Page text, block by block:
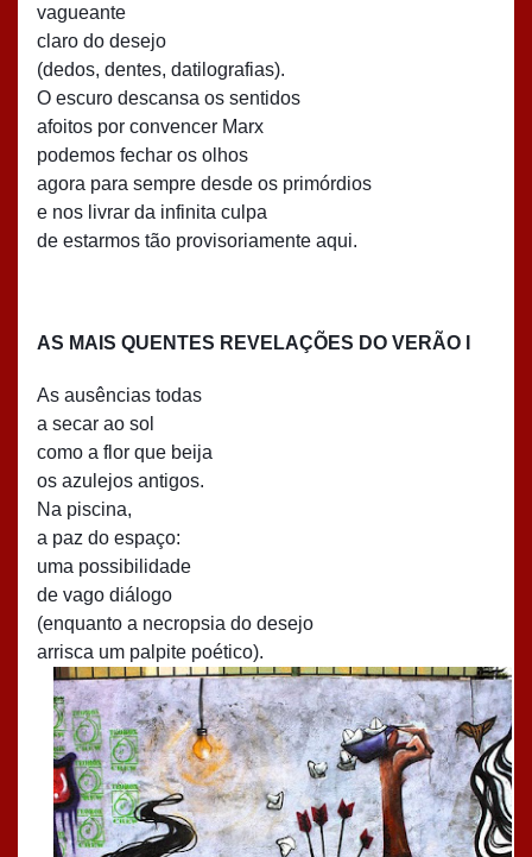
vagueante
claro do desejo
(dedos, dentes, datilografias).
O escuro descansa os sentidos
afoitos por convencer Marx
podemos fechar os olhos
agora para sempre desde os primórdios
e nos livrar da infinita culpa
de estarmos tão provisoriamente aqui.
AS MAIS QUENTES REVELAÇÕES DO VERÃO I
As ausências todas
a secar ao sol
como a flor que beija
os azulejos antigos.
Na piscina,
a paz do espaço:
uma possibilidade
de vago diálogo
(enquanto a necropsia do desejo
arrisca um palpite poético).